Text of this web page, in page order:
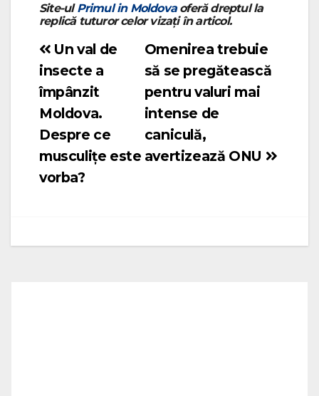
Site-ulPrimul in Moldovaoferă dreptul la
replică tuturor celor vizați în articol.
Navigare
în
articole
Omenirea trebuie
să se pregătească
pentru valuri mai
intense de
caniculă,
avertizează ONU
Un val de
insecte a
împânzit
Moldova.
Despre ce
musculițe este
vorba?